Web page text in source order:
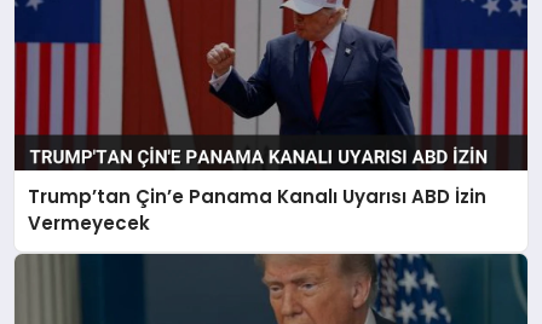
Trump’tan Çin’e Panama Kanalı Uyarısı ABD İzin
Vermeyecek